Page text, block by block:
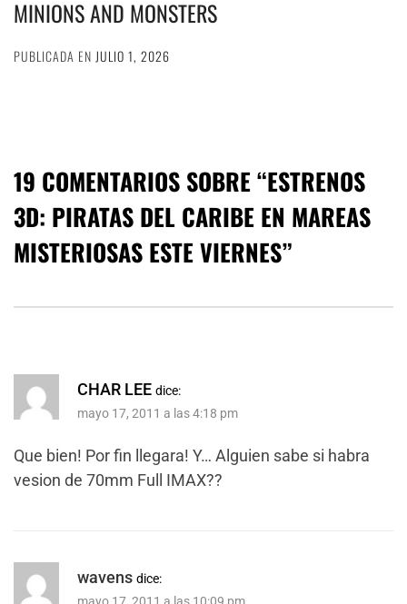
MINIONS AND MONSTERS
PUBLICADA EN JULIO 1, 2026
19 COMENTARIOS SOBRE “ESTRENOS
3D: PIRATAS DEL CARIBE EN MAREAS
MISTERIOSAS ESTE VIERNES”
CHAR LEE dice:
mayo 17, 2011 a las 4:18 pm
Que bien! Por fin llegara! Y… Alguien sabe si habra
vesion de 70mm Full IMAX??
wavens dice: